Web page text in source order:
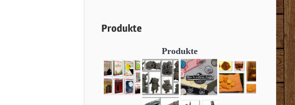
Produkte
Produkte